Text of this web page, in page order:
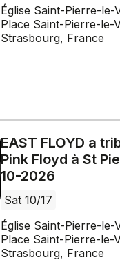
Église Saint-Pierre-le-
Place Saint-Pierre-le-
Strasbourg, France
EAST FLOYD a
Pink Floyd à St
10-2026
Sat 10/17
Église Saint-Pierre-le-
Place Saint-Pierre-le-
Strasbourg, France